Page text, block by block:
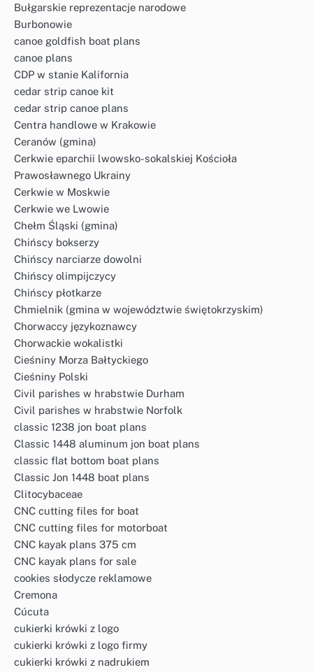
Bułgarskie reprezentacje narodowe
Burbonowie
canoe goldfish boat plans
canoe plans
CDP w stanie Kalifornia
cedar strip canoe kit
cedar strip canoe plans
Centra handlowe w Krakowie
Ceranów (gmina)
Cerkwie eparchii lwowsko-sokalskiej Kościoła
Prawosławnego Ukrainy
Cerkwie w Moskwie
Cerkwie we Lwowie
Chełm Śląski (gmina)
Chińscy bokserzy
Chińscy narciarze dowolni
Chińscy olimpijczycy
Chińscy płotkarze
Chmielnik (gmina w województwie świętokrzyskim)
Chorwaccy językoznawcy
Chorwackie wokalistki
Cieśniny Morza Bałtyckiego
Cieśniny Polski
Civil parishes w hrabstwie Durham
Civil parishes w hrabstwie Norfolk
classic 1238 jon boat plans
Classic 1448 aluminum jon boat plans
classic flat bottom boat plans
Classic Jon 1448 boat plans
Clitocybaceae
CNC cutting files for boat
CNC cutting files for motorboat
CNC kayak plans 375 cm
CNC kayak plans for sale
cookies słodycze reklamowe
Cremona
Cúcuta
cukierki krówki z logo
cukierki krówki z logo firmy
cukierki krówki z nadrukiem